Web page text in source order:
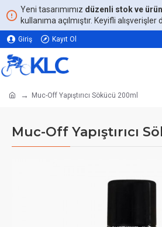
Yeni tasarımımız düzenli stok ve
kullanıma açılmıştır. Keyifli alışverişler
Giriş Kayıt Ol
Muc-Off Yapıştırıcı Sökücü 200ml
Muc-Off Yapıştırıcı